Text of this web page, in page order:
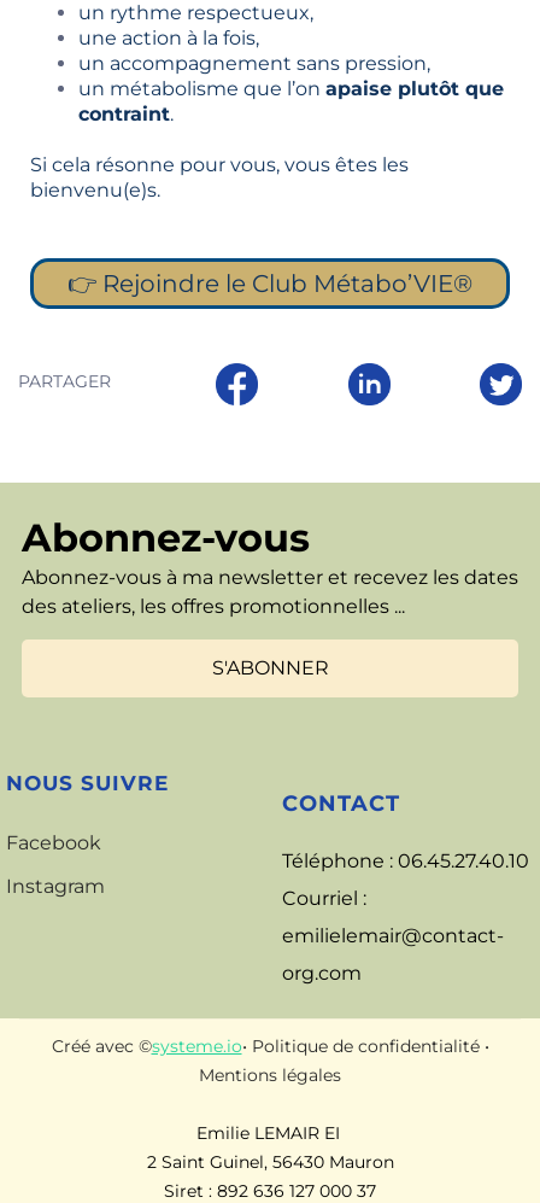
un rythme respectueux,
une action à la fois,
un accompagnement sans pression,
un métabolisme que l’on apaise plutôt que
contraint.
Si cela résonne pour vous, vous êtes les
bienvenu(e)s.
👉 Rejoindre le Club Métabo’VIE®
PARTAGER
Abonnez-vous
Abonnez-vous à ma newsletter et recevez les dates
des ateliers, les offres promotionnelles ...
S'ABONNER
NOUS SUIVRE
Facebook
Instagram
CONTACT
Téléphone : 06.45.27.40.10
Courriel :
emilielemair@contact-
org.com
Créé avec ©systeme.io• Politique de confidentialité•
Mentions légales
Emilie LEMAIR EI
2 Saint Guinel, 56430 Mauron
Siret : 892 636 127 000 37